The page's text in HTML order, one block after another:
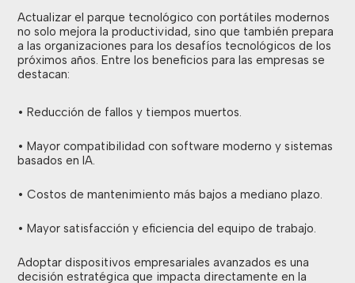
Actualizar el parque tecnológico con portátiles modernos
no solo mejora la productividad, sino que también prepara
a las organizaciones para los desafíos tecnológicos de los
próximos años. Entre los beneficios para las empresas se
destacan:
• Reducción de fallos y tiempos muertos.
• Mayor compatibilidad con software moderno y sistemas
basados en IA.
• Costos de mantenimiento más bajos a mediano plazo.
• Mayor satisfacción y eficiencia del equipo de trabajo.
Adoptar dispositivos empresariales avanzados es una
decisión estratégica que impacta directamente en la